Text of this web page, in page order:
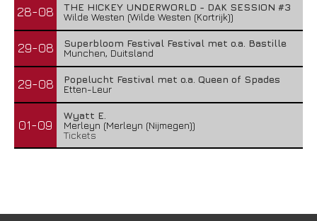
28-08
THE HICKEY UNDERWORLD - DAK SESSION #3
Wilde Westen (Wilde Westen (Kortrijk))
29-08
Superbloom Festival Festival met o.a. Bastille
Munchen, Duitsland
29-08
Popelucht Festival met o.a. Queen of Spades
Etten-Leur
01-09
Wyatt E.
Merleyn (Merleyn (Nijmegen))
Tickets